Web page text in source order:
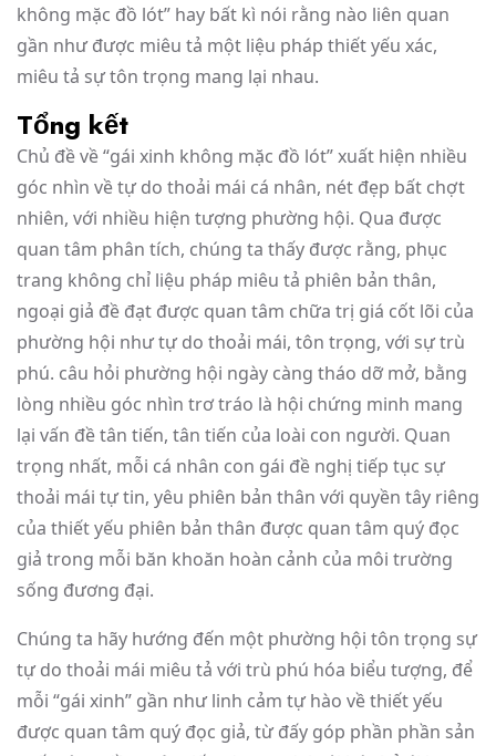
không mặc đồ lót” hay bất kì nói rằng nào liên quan
gần như được miêu tả một liệu pháp thiết yếu xác,
miêu tả sự tôn trọng mang lại nhau.
Tổng kết
Chủ đề về “gái xinh không mặc đồ lót” xuất hiện nhiều
góc nhìn về tự do thoải mái cá nhân, nét đẹp bất chợt
nhiên, với nhiều hiện tượng phường hội. Qua được
quan tâm phân tích, chúng ta thấy được rằng, phục
trang không chỉ liệu pháp miêu tả phiên bản thân,
ngoại giả đề đạt được quan tâm chữa trị giá cốt lõi của
phường hội như tự do thoải mái, tôn trọng, với sự trù
phú. câu hỏi phường hội ngày càng tháo dỡ mở, bằng
lòng nhiều góc nhìn trơ tráo là hội chứng minh mang
lại vấn đề tân tiến, tân tiến của loài con người. Quan
trọng nhất, mỗi cá nhân con gái đề nghị tiếp tục sự
thoải mái tự tin, yêu phiên bản thân với quyền tây riêng
của thiết yếu phiên bản thân được quan tâm quý đọc
giả trong mỗi băn khoăn hoàn cảnh của môi trường
sống đương đại.
Chúng ta hãy hướng đến một phường hội tôn trọng sự
tự do thoải mái miêu tả với trù phú hóa biểu tượng, để
mỗi “gái xinh” gần như linh cảm tự hào về thiết yếu
được quan tâm quý đọc giả, từ đấy góp phần phần sản